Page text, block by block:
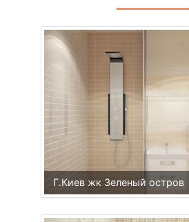
Г.Киев жк Зеленый остров